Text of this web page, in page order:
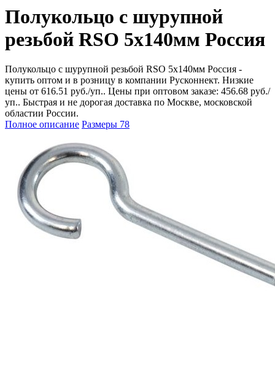
Полукольцо с шурупной
резьбой RSO 5х140мм Россия
Полукольцо с шурупной резьбой RSO 5х140мм Россия -
купить оптом и в розницу в компании Русконнект. Низкие
цены от 616.51 руб./уп.. Цены при оптовом заказе: 456.68 руб./
уп.. Быстрая и не дорогая доставка по Москве, московской
областии России.
Полное описание Размеры 78